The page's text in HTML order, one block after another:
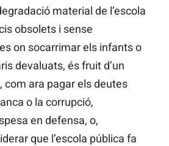
material de l’escola
obsolets i sense
on socarrimar els infants o
devaluats, és fruit d’un
com ara pagar els deutes
o la corrupció,
en defensa, o,
que l’escola pública fa